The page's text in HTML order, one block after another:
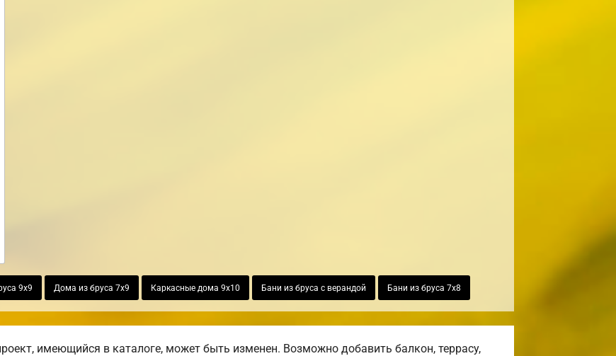
9х9 Дома из бруса 7х9 Каркасные дома 9х10 Бани из бруса с верандой Бани из бруса 7х8
имеющийся в каталоге, может быть изменен. Возможно добавить балкон, террасу,